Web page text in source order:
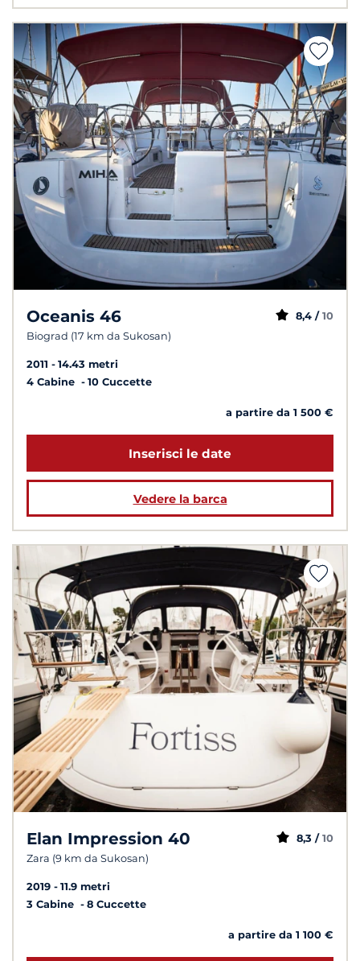
Oceanis 46
Biograd (17 km da Sukosan)
8,4 / 10
2011
14.43 metri
4 Cabine
10 Cuccette
a partire da 1 500 €
Inserisci le date
Vedere la barca
Elan Impression 40
Zara (9 km da Sukosan)
8,3 / 10
2019
11.9 metri
3 Cabine
8 Cuccette
a partire da 1 100 €